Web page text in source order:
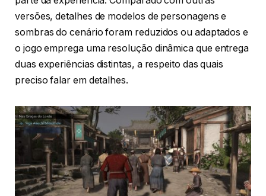
versões, detalhes de modelos de personagens e
sombras do cenário foram reduzidos ou adaptados e
o jogo emprega uma resolução dinâmica que entrega
duas experiências distintas, a respeito das quais
preciso falar em detalhes.